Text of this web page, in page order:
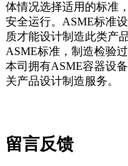
体情况选择适用的标准
安全运行。ASME标准
质才能设计制造此类产
ASME标准，制造检验
本司拥有ASME容器设
关产品设计制造服务。
留言反馈